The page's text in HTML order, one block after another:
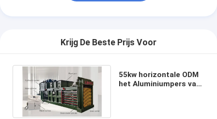
Krijg De Beste Prijs Voor
55kw horizontale ODM
het Aluminiumpers van